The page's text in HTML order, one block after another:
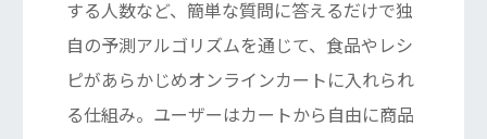
する人数など、簡単な質問に答えるだけで独
自の予測アルゴリズムを通じて、食品やレシ
ピがあらかじめオンラインカートに入れられ
る仕組み。ユーザーはカートから自由に商品